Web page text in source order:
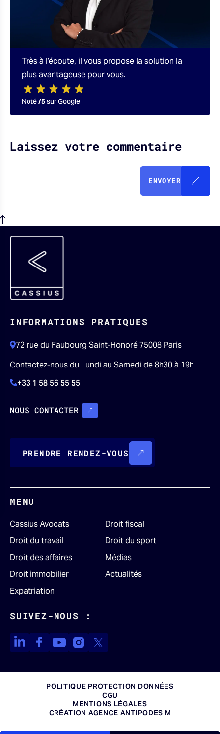
Très à l’écoute, il vous propose la solution la
plus avantageuse pour vous.
Noté/5sur Google
Laissez votre commentaire
ENVOYER
INFORMATIONS PRATIQUES
72 rue du Faubourg Saint-Honoré 75008 Paris
Contactez-nous du Lundi au Samedi de 8h30 à 19h
+33 1 58 56 55 55
NOUS CONTACTER
PRENDRE RENDEZ-VOUS
MENU
Cassius Avocats
Droit du travail
Droit des affaires
Droit immobilier
Expatriation
Droit fiscal
Droit du sport
Médias
Actualités
SUIVEZ-NOUS :
POLITIQUE PROTECTION DONNÉES
CGU
MENTIONS LÉGALES
CRÉATION AGENCE ANTIPODES M